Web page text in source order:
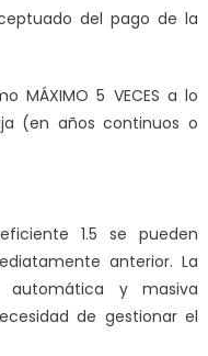
del pago de la
MÁXIMO 5 VECES a lo
(en años continuos o
1.5 se pueden
anterior. La
y masiva
de gestionar el